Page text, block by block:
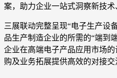
案，助力企业一站式洞察新技术
三展联动完整呈现“电子生产设
品生产制造企业的所需的“端到
企业在高端电子产品应用市场
购及业务拓展提供高效的对接交